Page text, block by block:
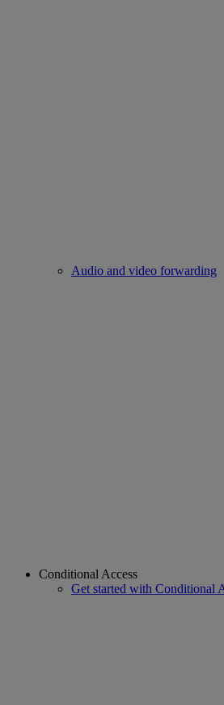
Audio and video forwarding
Conditional Access
Get started with Conditional